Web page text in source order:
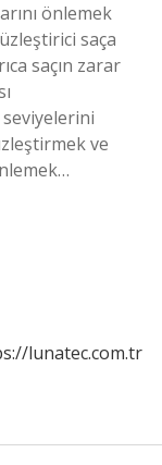
önlemek
saça
saçın zarar
seviyelerini
ve
lunatec.com.tr